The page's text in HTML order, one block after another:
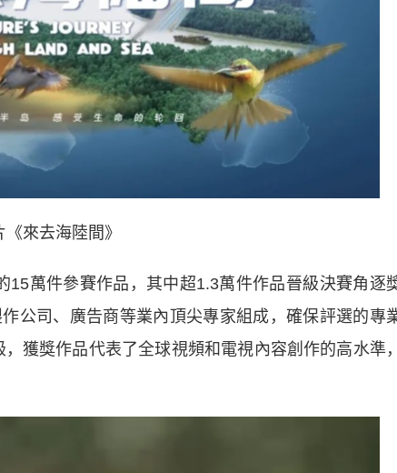
《來去海陸間》
萬件參賽作品，其中超1.3萬件作品晉級決賽角逐
公司、廣告商等業內頂尖專家組成，確保評選的專
獲獎作品代表了全球視頻和電視內容創作的高水準，